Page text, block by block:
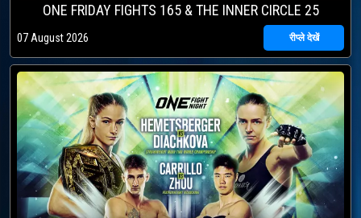
ONE FRIDAY FIGHTS 165 & THE INNER CIRCLE 25
07 August 2026 रीप्ले देखें